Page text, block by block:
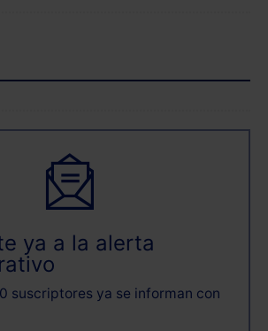
ya a la alerta
suscriptores ya se informan con